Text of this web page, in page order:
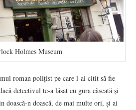
Holmes Museum
roman poliţist pe care l-ai citit să fie
detectivul te-a lăsat cu gura căscată şi
doască-n doască, de mai multe ori, şi ai